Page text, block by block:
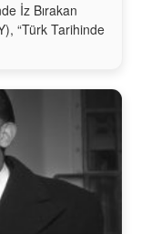
İz Bırakan
“Türk Tarihinde